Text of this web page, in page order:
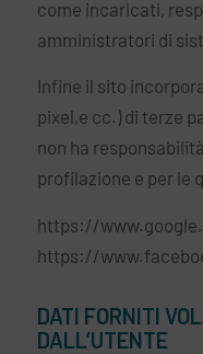
come incaricati,
amministratori di
Infine il sito
pixel,e cc.) di terze
non ha
profilazione e per le
https://
https://
DATI FORNITI
DALL’UTENTE